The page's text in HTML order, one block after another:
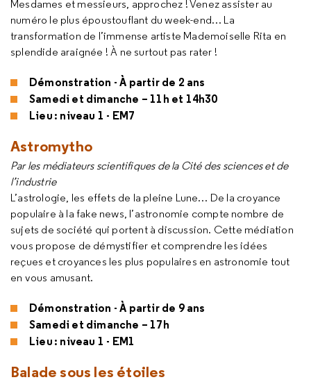
Mesdames et messieurs, approchez ! Venez assister au
numéro le plus époustouflant du week-end… La
transformation de l’immense artiste Mademoiselle Rita en
splendide araignée ! À ne surtout pas rater !
Démonstration - À partir de 2 ans
Samedi et dimanche – 11h et 14h30
Lieu : niveau 1 - EM7
Astromytho
Par les médiateurs scientifiques de la Cité des sciences et de
l’industrie
L’astrologie, les effets de la pleine Lune… De la croyance
populaire à la fake news, l’astronomie compte nombre de
sujets de société qui portent à discussion. Cette médiation
vous propose de démystifier et comprendre les idées
reçues et croyances les plus populaires en astronomie tout
en vous amusant.
Démonstration - À partir de 9 ans
Samedi et dimanche – 17h
Lieu : niveau 1 - EM1
Balade sous les étoiles